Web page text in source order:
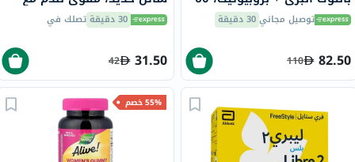
قطعة توصيل مجاني30 دقيقة
82.50
110
المعادن وفيتامينات B المركب
200 مل 30 دقيقة تصلك في
31.50
42
55% خصم